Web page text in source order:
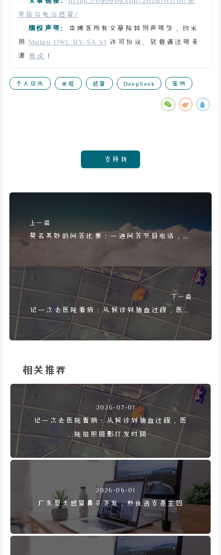
年给乌龟治感冒/
版权声明:
本博客所有文章除特别声明外，均采
用 Mulan OWL BY-SA V1 许可协议。转载请注明来
源 他说 ！
个人经历 家庭 感冒 DeepSeek 宠物
支持我
上一篇
莫名其妙的问答比赛：一通问答节目电话，将
下一篇
记一次去医院看病：从候诊到抽血过程，医院
拍照摄影打发时间
相关推荐
2026-07-01
记一次去医院看病：从候诊到抽血过程，医
院拍照摄影打发时间
2026-06-01
广东夏天感冒鼻炎齐发，熬夜透支是主因